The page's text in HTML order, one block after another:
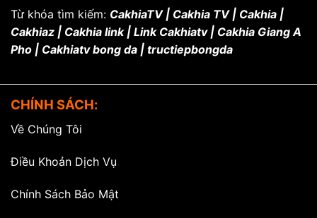
Từ khóa tìm kiếm: CakhiaTV | Cakhia TV | Cakhia |
Cakhiaz | Cakhia link | Link Cakhiatv | Cakhia Giang A
Pho | Cakhiatv bong da | tructiepbongda
CHÍNH SÁCH:
Về Chúng Tôi
Điều Khoản Dịch Vụ
Chính Sách Bảo Mật